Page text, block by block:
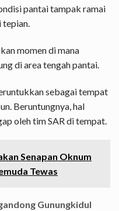
pantai tampak ramai
tepian.
momen di mana
di area tengah pantai.
sebagai tempat
Beruntungnya, hal
oleh tim SAR di tempat.
Senapan Oknum
Tewas
Gunungkidul